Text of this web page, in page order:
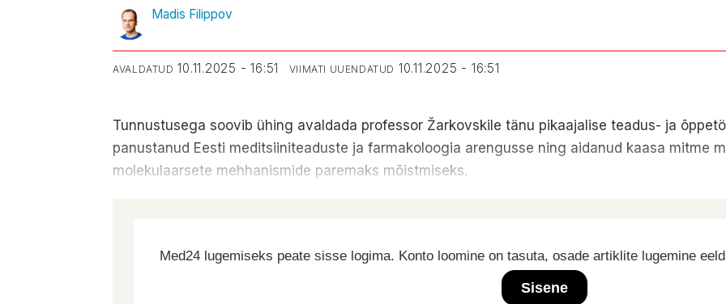
Madis Filippov
AVALDATUD 10.11.2025 - 16:51 VIIMATI UUENDATUD 10.11.2025 - 16:51
Tunnustusega soovib ühing avaldada professor Žarkovskile tänu pikaajalise teadus- ja
panustanud Eesti meditsiiniteaduste ja farmakoloogia arengusse ning aidanud kaasa mitme
molekulaarsete mehhanismide paremaks mõistmiseks.
Med24 lugemiseks peate sisse logima. Konto loomine on tasuta, osade artiklite lugemine
Sisene